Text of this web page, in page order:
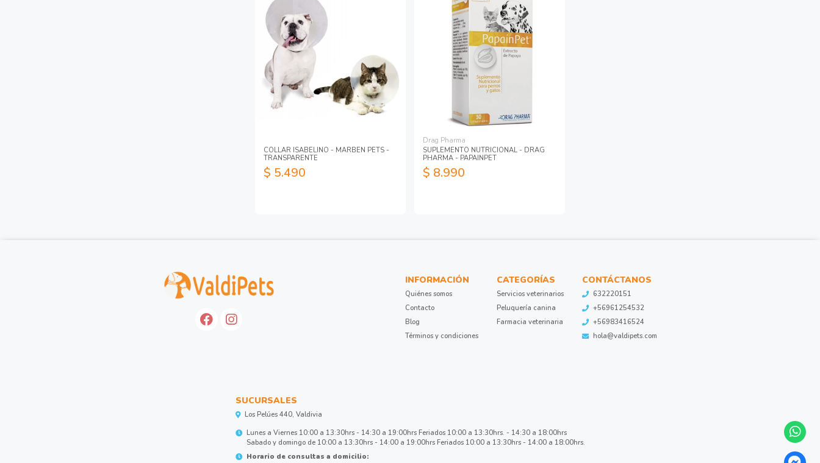
COLLAR ISABELINO - MARBEN PETS -
TRANSPARENTE
$ 5.490
Drag Pharma
SUPLEMENTO NUTRICIONAL - DRAG
PHARMA - PAPAINPET
$ 8.990
INFORMACIÓN
Quiénes somos
Contacto
Blog
Términos y condiciones
CATEGORÍAS
Servicios veterinarios
Peluquería canina
Farmacia veterinaria
CONTÁCTANOS
632220151
+56961254532
+56983416524
hola@valdipets.com
SUCURSALES
Los Pelúes 440, Valdivia
Lunes a Viernes 10:00 a 13:30hrs - 14:30 a 19:00hrs Feriados 10:00 a 13:30hrs. - 14:30 a 18:00hrs
Sabado y domingo de 10:00 a 13:30hrs - 14:00 a 19:00hrs Feriados 10:00 a 13:30hrs - 14:00 a 18:00hrs.
Horario de consultas a domicilio: